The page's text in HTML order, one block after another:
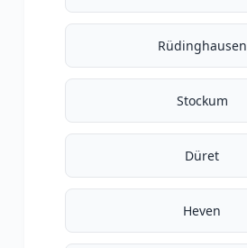
Rüdinghausen
Stockum
Düret
Heven